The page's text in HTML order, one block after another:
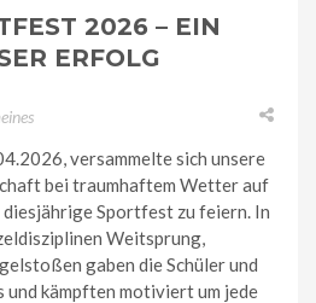
2026 – EIN
ERFOLG
versammelte sich unsere
bei traumhaftem Wetter auf
diesjährige Sportfest zu feiern. In
Weitsprung,
gaben die Schüler und
und kämpften motiviert um jede